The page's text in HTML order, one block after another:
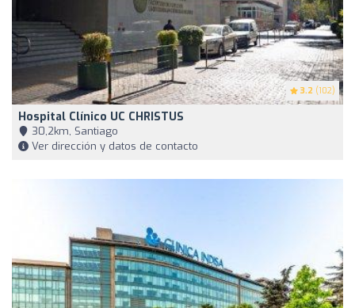
3.2 (102)
Hospital Clínico UC CHRISTUS
30,2km, Santiago
Ver dirección y datos de contacto